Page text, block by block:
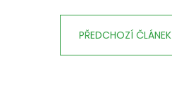
PŘEDCHOZÍ ČLÁNEK